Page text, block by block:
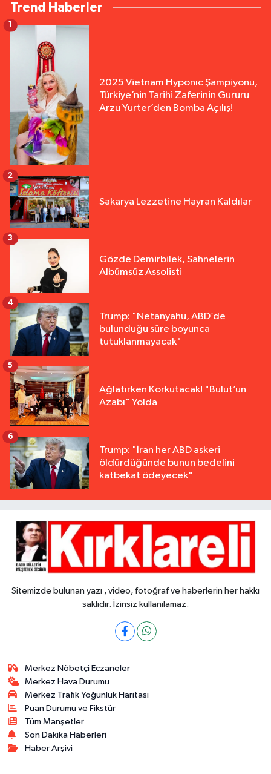
Trend Haberler
2025 Vietnam Hyponıc Şampiyonu,
Türkiye’nin Tarihi Zaferinin Gururu
Arzu Yurter’den Bomba Açılış!
1
Sakarya Lezzetine Hayran Kaldılar
2
Gözde Demirbilek, Sahnelerin
Albümsüz Assolisti
3
Trump: "Netanyahu, ABD’de
bulunduğu süre boyunca
tutuklanmayacak"
4
Ağlatırken Korkutacak! "Bulut’un
Azabı" Yolda
5
Trump: "İran her ABD askeri
öldürdüğünde bunun bedelini
katbekat ödeyecek"
6
Sitemizde bulunan yazı , video, fotoğraf ve haberlerin her hakkı
saklıdır. İzinsiz kullanılamaz.
Merkez Nöbetçi Eczaneler
Merkez Hava Durumu
Merkez Trafik Yoğunluk Haritası
Puan Durumu ve Fikstür
Tüm Manşetler
Son Dakika Haberleri
Haber Arşivi